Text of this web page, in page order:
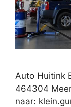
Auto Huitink
464304
naar: